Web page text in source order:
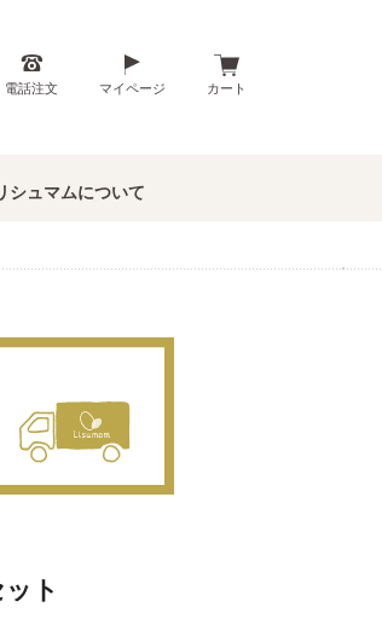
電話注文 マイページ カート
シュマムについて
ト